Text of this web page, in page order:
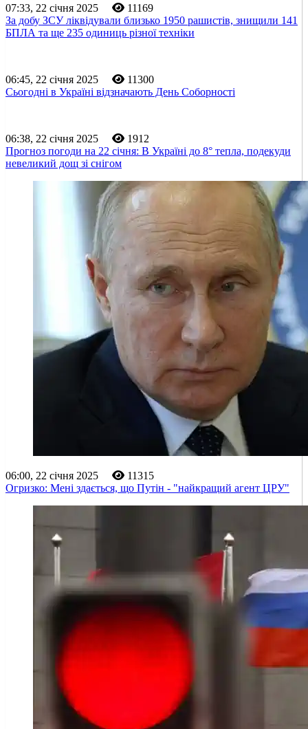
07:33, 22 січня 2025
11169
За добу ЗСУ ліквідували близько 1950 рашистів, знищили 141
БПЛА та ще 235 одиниць різної техніки
06:45, 22 січня 2025
11300
Сьогодні в Україні відзначають День Соборності
06:38, 22 січня 2025
1912
Прогноз погоди на 22 січня: В Україні до 8° тепла, подекуди
невеликий дощ зі снігом
06:00, 22 січня 2025
11315
Огризко: Мені здається, що Путін - "найкращий агент ЦРУ"